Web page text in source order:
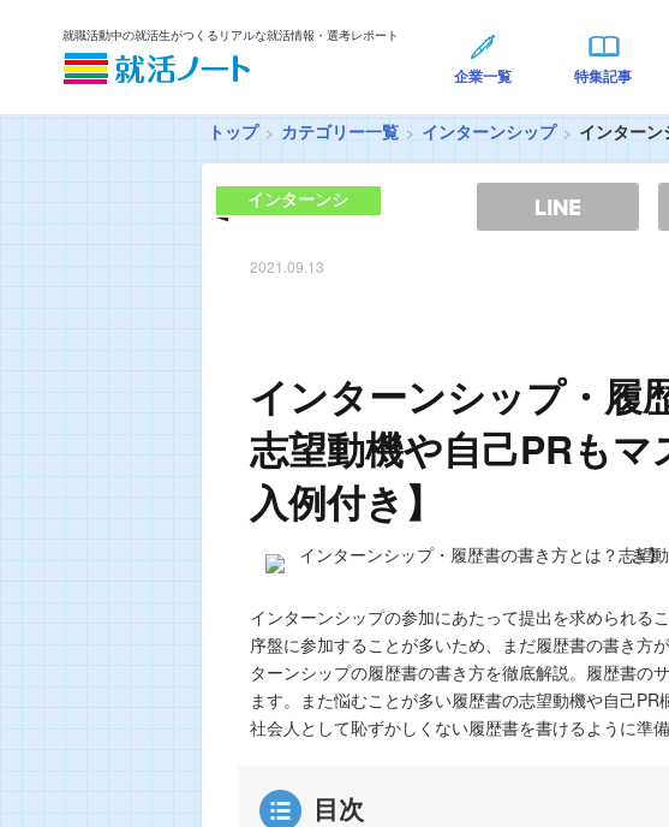
就職活動中の就活生がつくるリアルな就活情報・選考レポート
企業一覧 特集記事
トップ カテゴリー一覧 インターンシップ インターン
インターンシ
2021.09.13
インターンシップ・履
志望動機や自己PRも
入例付き】
インターンシップの参加にあたって提出を求められる
序盤に参加することが多いため、まだ履歴書の書き方
ターンシップの履歴書の書き方を徹底解説。履歴書の
ます。また悩むことが多い履歴書の志望動機や自己PR
社会人として恥ずかしくない履歴書を書けるように準備
目次